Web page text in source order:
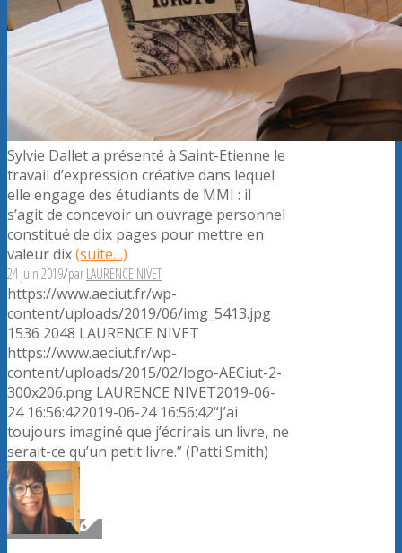
Sylvie Dallet a présenté à Saint-Etienne le
travail d’expression créative dans lequel
elle engage des étudiants de MMI : il
s’agit de concevoir un ouvrage personnel
constitué de dix pages pour mettre en
valeur dix(suite…)
24 juin 2019/parLAURENCE NIVET
https://www.aeciut.fr/wp-
content/uploads/2019/06/img_5413.jpg
1536 2048 LAURENCE NIVET
https://www.aeciut.fr/wp-
content/uploads/2015/02/logo-AECiut-2-
300x206.png LAURENCE NIVET2019-06-
24 16:56:422019-06-24 16:56:42“J’ai
toujours imaginé que j’écrirais un livre, ne
serait-ce qu’un petit livre.” (Patti Smith)